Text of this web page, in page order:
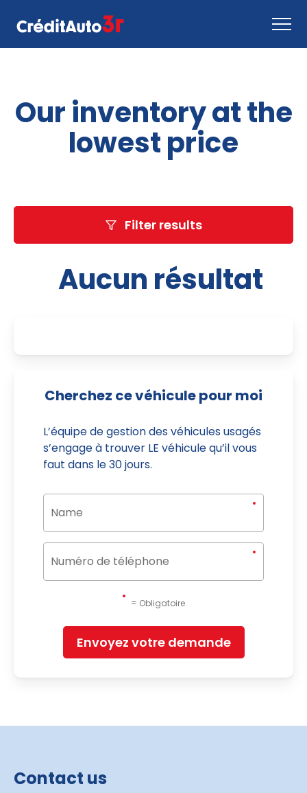
How it works
Contact us
Inventory
Our inventory at the
lowest price
Filter results
Aucun résultat
Cherchez ce véhicule pour moi
L’équipe de gestion des véhicules usagés
s’engage à trouver LE véhicule qu’il vous
faut dans le 30 jours.
= Obligatoire
Envoyez votre demande
Contact us